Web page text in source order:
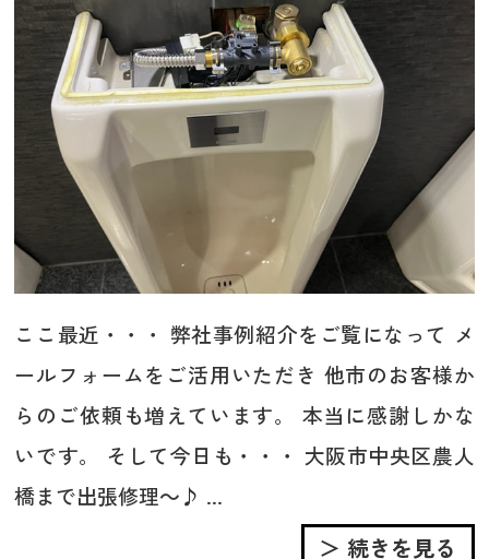
ここ最近・・・ 弊社事例紹介をご覧になって メ
ールフォームをご活用いただき 他市のお客様か
らのご依頼も増えています。 本当に感謝しかな
いです。 そして今日も・・・ 大阪市中央区農人
橋まで出張修理～♪ ...
＞ 続きを見る